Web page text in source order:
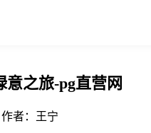
意之旅-pg直营网
作者：
王宁